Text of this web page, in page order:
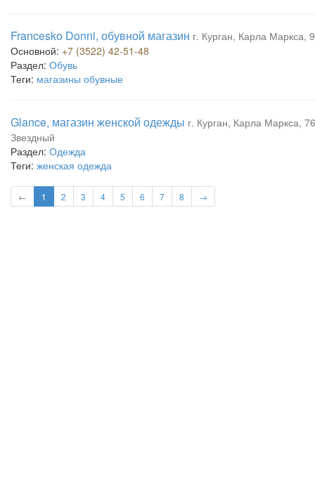
Francesko Donni, обувной магазин г. Курган, Карла Маркса,
Основной: +7 (3522) 42-51-48
Раздел: Обувь
Теги: магазины обувные
Glance, магазин женской одежды г. Курган, Карла Маркса,
Звездный
Раздел: Одежда
Теги: женская одежда
← 1 2 3 4 5 6 7 8 →